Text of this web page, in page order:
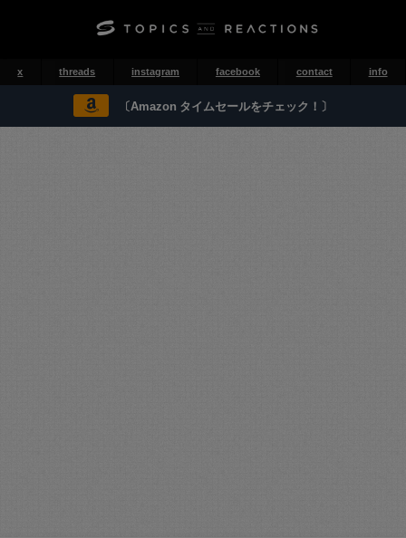
x threads instagram facebook contact info
〔Amazon タイムセールをチェック！〕